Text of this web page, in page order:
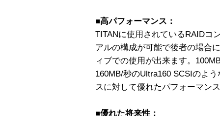
■高パフォーマンス：
TITANに使用されているRAIDコ
アルの構成が可能で後者の場合
ィブでの使用が出来ます。
160MB/秒のUltra160 SCSIのよ
スに対して優れたパフォーマン
■優れた将来性：